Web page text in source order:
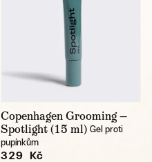
Copenhagen Grooming —
Spotlight (15 ml) Gel proti
pupínkům
329 Kč